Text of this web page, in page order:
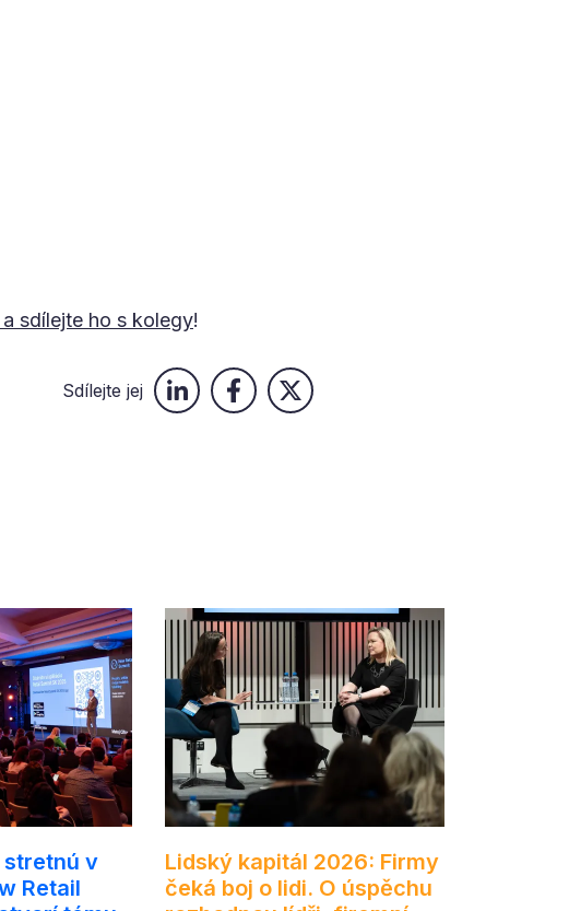
sdílejte ho s kolegy!
Sdílejte jej
stretnú v
Retail
Lidský kapitál 2026: Firmy
čeká boj o lidi. O úspěchu